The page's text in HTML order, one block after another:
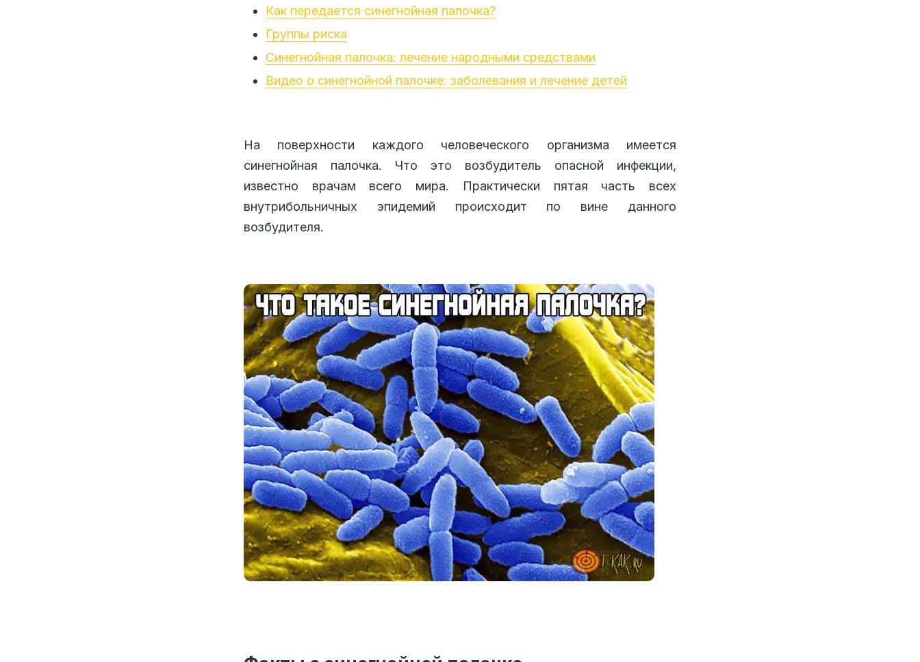
Как передается синегнойная палочка?
Группы риска
Синегнойная палочка: лечение народными средствами
Видео о синегнойной палочке: заболевания и лечение детей
На поверхности каждого человеческого организма имеется
синегнойная палочка. Что это возбудитель опасной инфекции,
известно врачам всего мира. Практически пятая часть всех
внутрибольничных эпидемий происходит по вине данного
возбудителя.